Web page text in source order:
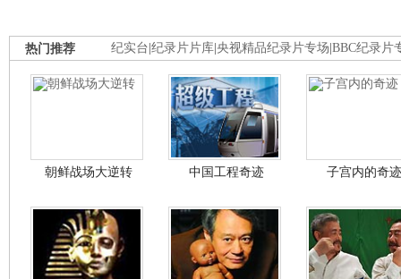
纪实台 纪录片片库 央视精品纪录片专场 BBC纪录片
热门推荐
朝鲜战场大逆转 中国工程奇迹 子宫内的奇迹